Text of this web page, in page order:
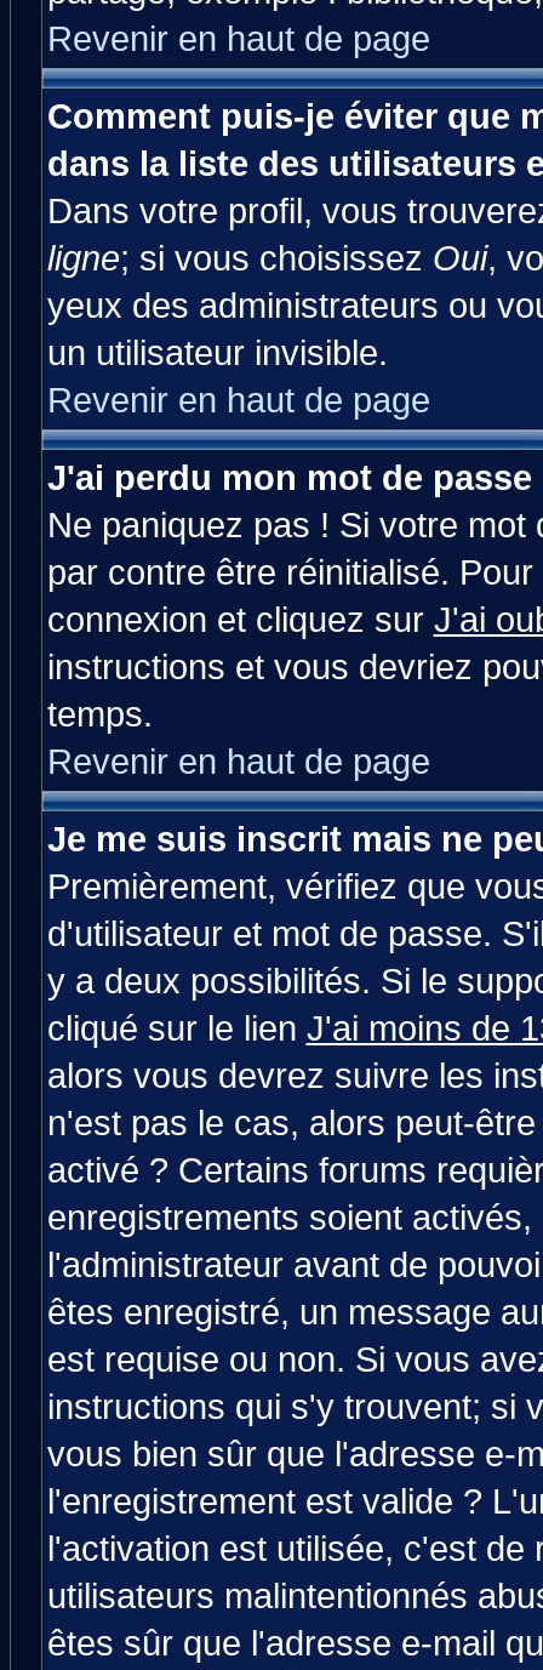
Revenir en haut de page
Comment puis-je éviter que
dans la liste des utilisateurs
Dans votre profil, vous
ligne; si vous choisissez Oui,
yeux des administrateurs ou
un utilisateur invisible.
Revenir en haut de page
J'ai perdu mon mot de passe
Ne paniquez pas ! Si votre
par contre être réinitialisé.
connexion et cliquez sur J'ai
instructions et vous devriez
temps.
Revenir en haut de page
Je me suis inscrit mais ne
Premièrement, vérifiez que
d'utilisateur et mot de passe.
y a deux possibilités. Si le
cliqué sur le lien J'ai moins de
alors vous devrez suivre les
n'est pas le cas, alors peut-
activé ? Certains forums
enregistrements soient
l'administrateur avant de
êtes enregistré, un message
est requise ou non. Si vous
instructions qui s'y trouvent; si
vous bien sûr que l'adresse e-
l'enregistrement est valide ?
l'activation est utilisée, c'est
utilisateurs malintentionnés
êtes sûr que l'adresse e-mail